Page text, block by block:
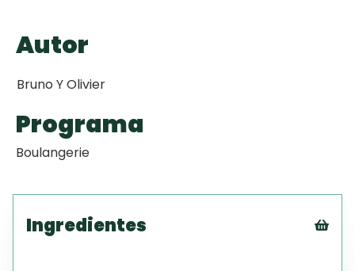
Autor
Bruno Y Olivier
Programa
Boulangerie
Ingredientes